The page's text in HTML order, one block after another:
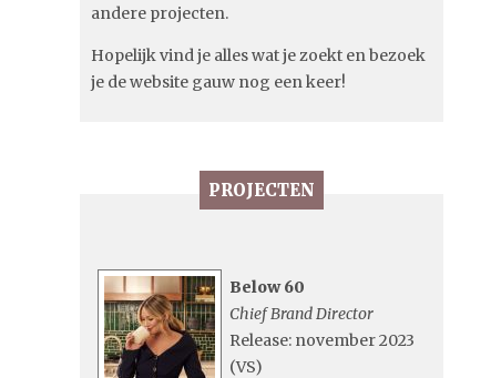
andere projecten.
Hopelijk vind je alles wat je zoekt en bezoek
je de website gauw nog een keer!
PROJECTEN
Below 60
Chief Brand Director
Release: november 2023
(VS)